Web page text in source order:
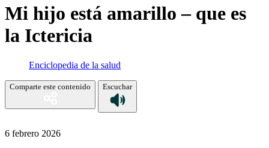
Mi hijo está amarillo – que es
la Ictericia
Enciclopedia de la salud
Comparte este contenido Escuchar
6 febrero 2026